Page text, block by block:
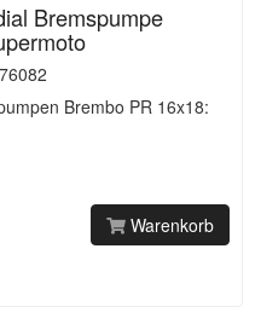
Bremspumpe
Brembo PR 16x18:
Warenkorb